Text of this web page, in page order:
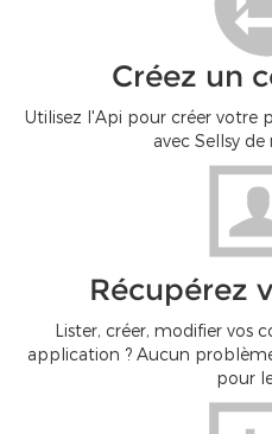
Créez un
Utilisez l'Api pour créer votre
avec Sellsy
Récupérez
Lister, créer, modifier vos
application ? Aucun
pour